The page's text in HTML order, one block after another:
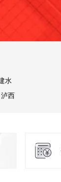
水
泸西